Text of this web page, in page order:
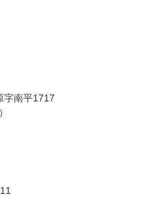
字南平1717